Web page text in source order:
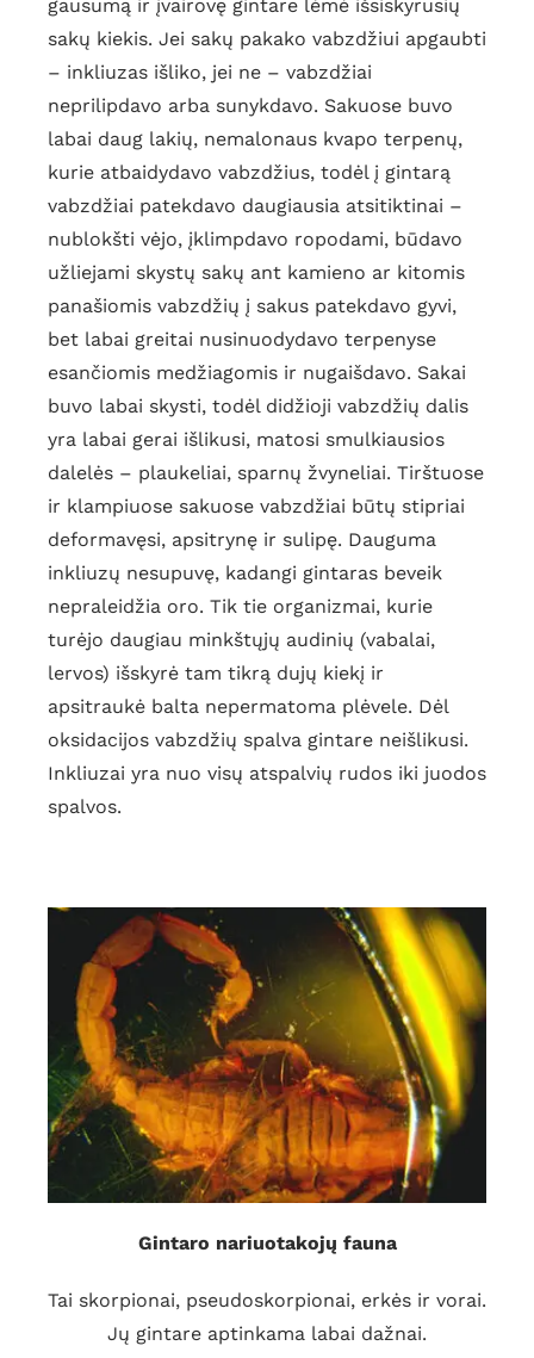
gausumą ir įvairovę gintare lėmė išsiskyrusių
sakų kiekis. Jei sakų pakako vabzdžiui apgaubti
– inkliuzas išliko, jei ne – vabzdžiai
neprilipdavo arba sunykdavo. Sakuose buvo
labai daug lakių, nemalonaus kvapo terpenų,
kurie atbaidydavo vabzdžius, todėl į gintarą
vabzdžiai patekdavo daugiausia atsitiktinai –
nublokšti vėjo, įklimpdavo ropodami, būdavo
užliejami skystų sakų ant kamieno ar kitomis
panašiomis vabzdžių į sakus patekdavo gyvi,
bet labai greitai nusinuodydavo terpenyse
esančiomis medžiagomis ir nugaišdavo. Sakai
buvo labai skysti, todėl didžioji vabzdžių dalis
yra labai gerai išlikusi, matosi smulkiausios
dalelės – plaukeliai, sparnų žvyneliai. Tirštuose
ir klampiuose sakuose vabzdžiai būtų stipriai
deformavęsi, apsitrynę ir sulipę. Dauguma
inkliuzų nesupuvę, kadangi gintaras beveik
nepraleidžia oro. Tik tie organizmai, kurie
turėjo daugiau minkštųjų audinių (vabalai,
lervos) išskyrė tam tikrą dujų kiekį ir
apsitraukė balta nepermatoma plėvele. Dėl
oksidacijos vabzdžių spalva gintare neišlikusi.
Inkliuzai yra nuo visų atspalvių rudos iki juodos
spalvos.
Gintaro nariuotakojų fauna
Tai skorpionai, pseudoskorpionai, erkės ir vorai.
Jų gintare aptinkama labai dažnai.